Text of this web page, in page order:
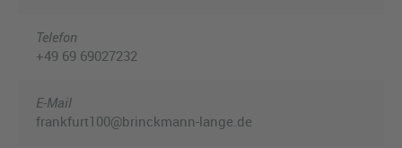
Telefon
+49 69 69027232
E-Mail
frankfurt100@brinckmann-lange.de